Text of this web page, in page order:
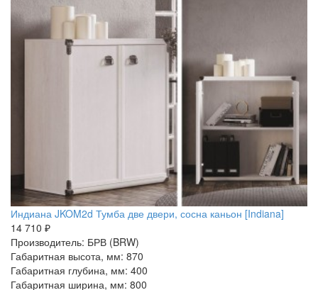
Индиана JKOM2d Тумба две двери, сосна каньон [Indiana]
14 710 ₽
Производитель: БРВ (BRW)
Габаритная высота, мм: 870
Габаритная глубина, мм: 400
Габаритная ширина, мм: 800